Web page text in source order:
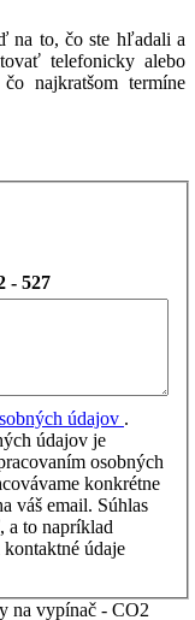
na to, čo ste hľadali a
telefonicky alebo
najkratšom termíne
- 527
údajov .
údajov je
osobných
konkrétne
váš email. Súhlas
to napríklad
údaje
na vypínač - CO2